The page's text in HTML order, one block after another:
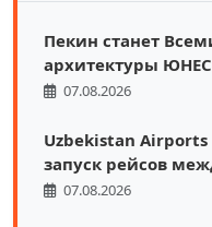
Пекин станет
архитектуры
07.08.2026
Uzbekistan
запуск рейсов
07.08.2026